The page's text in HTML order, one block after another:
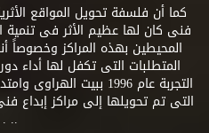
كما أن فلسفة تحويل المواقع
فنى كان لها عظيم الأثر فى
المحيطين بهذه المراكز وخصوصاً
المتطلبات التى تكفل لها أداء
التجربة عام 1996 ببيت
.. .